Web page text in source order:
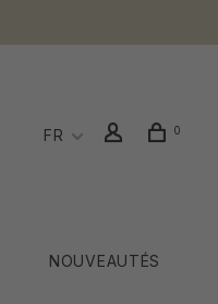
FR 0
NOUVEAUTÉS